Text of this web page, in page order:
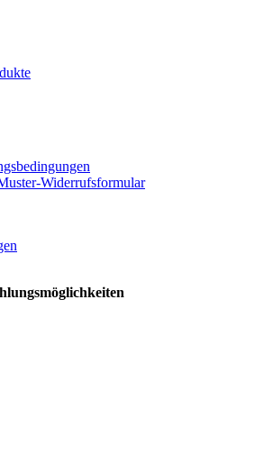
Widerrufsformular